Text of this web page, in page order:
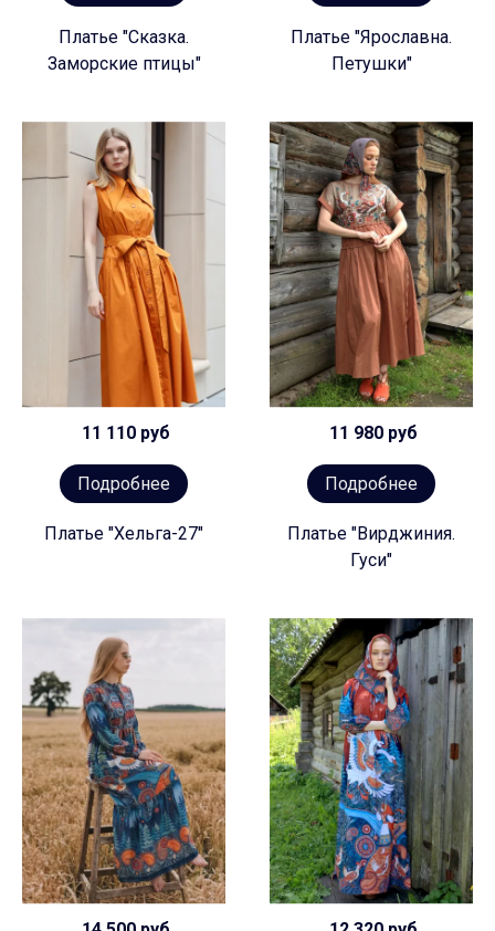
Платье "Сказка.
Заморские птицы"
Платье "Ярославна.
Петушки"
11 110 руб
Подробнее
Платье "Хельга-27"
11 980 руб
Подробнее
Платье "Вирджиния.
Гуси"